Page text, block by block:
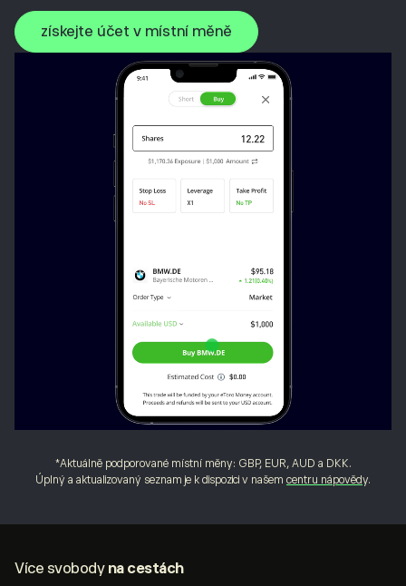
získejte účet v místní měně
*Aktuálně podporované místní měny: GBP, EUR, AUD a DKK.
Úplný a aktualizovaný seznam je k dispozici v našem centru nápovědy.
Více svobodyna cestách